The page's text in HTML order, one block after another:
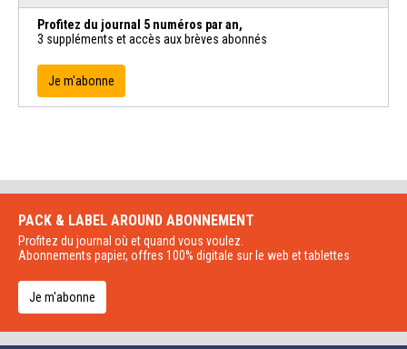
Profitez du journal 5 numéros par an,
3 suppléments et accès aux brèves abonnés
Je m'abonne
PACK & LABEL AROUND ABONNEMENT
Profitez du journal où et quand vous voulez.
Abonnements papier, offres 100% digitale sur le web et tablettes
Je m'abonne